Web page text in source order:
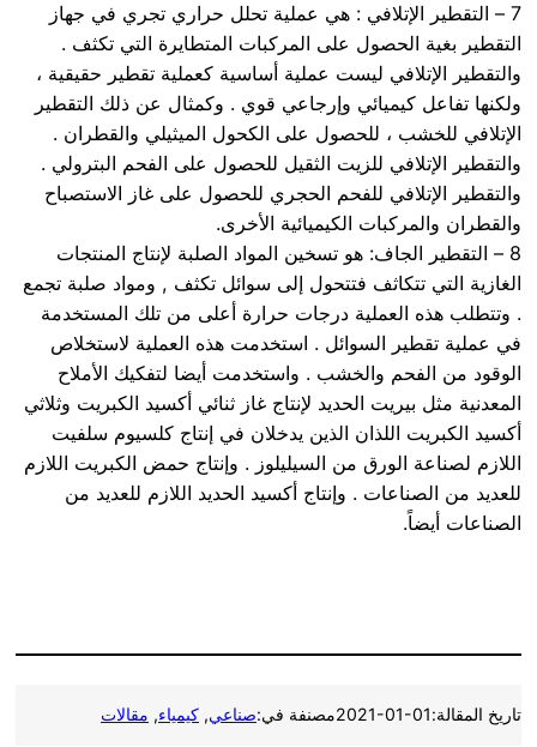
7 – التقطير الإتلافي : هي عملية تحلل حراري تجري في جهاز
التقطير بغية الحصول على المركبات المتطايرة التي تكثف .
والتقطير الإتلافي ليست عملية أساسية كعملية تقطير حقيقية ،
ولكنها تفاعل كيميائي وإرجاعي قوي . وكمثال عن ذلك التقطير
الإتلافي للخشب ، للحصول على الكحول الميثيلي والقطران .
والتقطير الإتلافي للزيت الثقيل للحصول على الفحم البترولي .
والتقطير الإتلافي للفحم الحجري للحصول على غاز الاستصباح
والقطران والمركبات الكيميائية الأخرى.
8 – التقطير الجاف: هو تسخين المواد الصلبة لإنتاج المنتجات
الغازية التي تتكاثف فتتحول إلى سوائل تكثف , ومواد صلبة تجمع
. وتتطلب هذه العملية درجات حرارة أعلى من تلك المستخدمة
في عملية تقطير السوائل . استخدمت هذه العملية لاستخلاص
الوقود من الفحم والخشب . واستخدمت أيضا لتفكيك الأملاح
المعدنية مثل بيريت الحديد لإنتاج غاز ثنائي أكسيد الكبريت وثلاثي
أكسيد الكبريت اللذان الذين يدخلان في إنتاج كلسيوم سلفيت
اللازم لصناعة الورق من السيليلوز . وإنتاج حمض الكبريت اللازم
للعديد من الصناعات . وإنتاج أكسيد الحديد اللازم للعديد من
الصناعات أيضاً.
تاريخ المقالة:2021-01-01مصنفة في:صناعي, كيمياء, مقالات